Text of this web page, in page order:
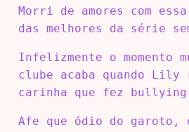
Morri de amores com
das melhores da série
Infelizmente o momento
clube acaba quando Lily
carinha que fez bullying
Afe que ódio do garoto,